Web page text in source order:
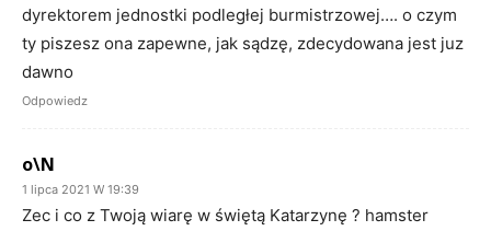
dyrektorem jednostki podległej burmistrzowej…. o czym
ty piszesz ona zapewne, jak sądzę, zdecydowana jest juz
dawno
Odpowiedz
o\N
1 lipca 2021 W 19:39
Zec i co z Twoją wiarę w świętą Katarzynę ? hamster